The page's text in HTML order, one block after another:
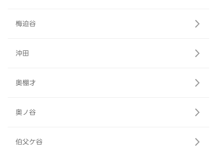
梅迫谷
沖田
奥棚才
奥ノ谷
伯父ケ谷